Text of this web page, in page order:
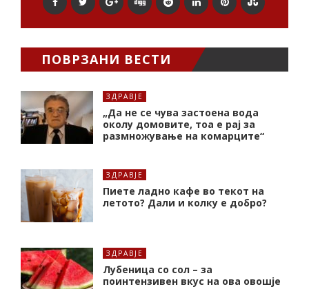
ПОВРЗАНИ ВЕСТИ
ЗДРАВЈЕ
„Да не се чува застоена вода
околу домовите, тоа е рај за
размножување на комарците“
ЗДРАВЈЕ
Пиете ладно кафе во текот на
летото? Дали и колку е добро?
ЗДРАВЈЕ
Лубеница со сол – за
поинтензивен вкус на ова овошје